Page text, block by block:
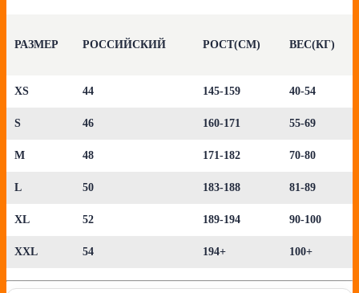
РАЗМЕР РОССИЙСКИЙ РОСТ(СМ) ВЕС(КГ)
XS 44 145-159 40-54
S 46 160-171 55-69
M 48 171-182 70-80
L 50 183-188 81-89
XL 52 189-194 90-100
XXL 54 194+ 100+